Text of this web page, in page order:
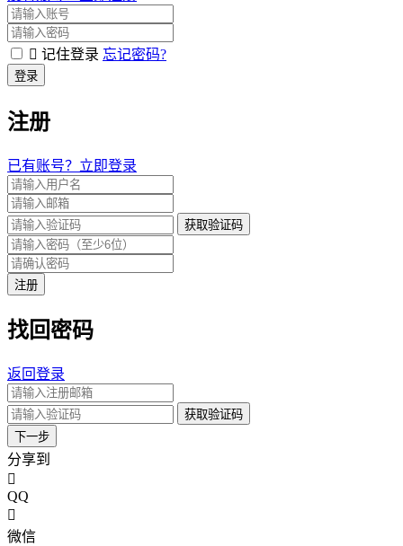
记住登录 忘记密码?
登录
注册
已有账号？立即登录
获取验证码
注册
找回密码
返回登录
获取验证码
下一步
分享到
QQ
微信